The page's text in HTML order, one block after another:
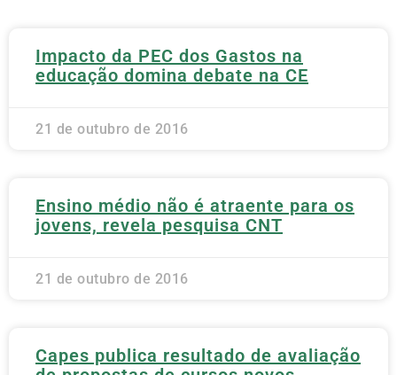
Impacto da PEC dos Gastos na
educação domina debate na CE
21 de outubro de 2016
Ensino médio não é atraente para os
jovens, revela pesquisa CNT
21 de outubro de 2016
Capes publica resultado de avaliação